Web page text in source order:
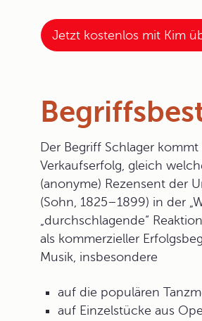
Jetzt kostenlos mit Kim
Der Begriff Schlager kommt
Verkaufserfolg, gleich
(anonyme) Rezensent der
(Sohn, 1825–1899) in der
„durchschlagende“
als kommerzieller
Musik, insbesondere
auf die populären
auf Einzelstücke aus